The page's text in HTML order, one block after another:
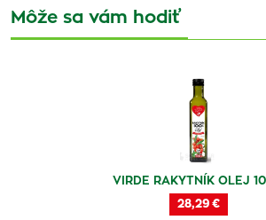
Môže sa vám hodiť
VIRDE RAKYTNÍK OLEJ
28,29 €